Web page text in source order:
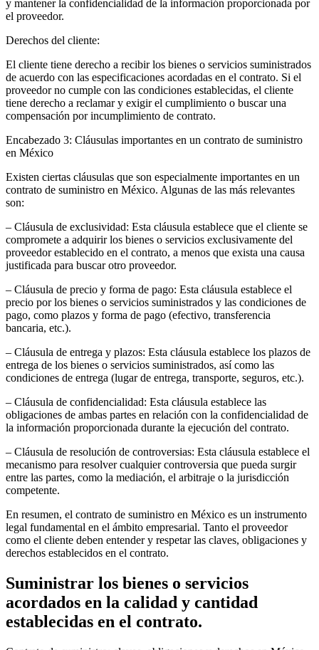
y mantener la confidencialidad de la información proporcionada por
el proveedor.
Derechos del cliente:
El cliente tiene derecho a recibir los bienes o servicios suministrados
de acuerdo con las especificaciones acordadas en el contrato. Si el
proveedor no cumple con las condiciones establecidas, el cliente
tiene derecho a reclamar y exigir el cumplimiento o buscar una
compensación por incumplimiento de contrato.
Encabezado 3: Cláusulas importantes en un contrato de suministro
en México
Existen ciertas cláusulas que son especialmente importantes en un
contrato de suministro en México. Algunas de las más relevantes
son:
– Cláusula de exclusividad: Esta cláusula establece que el cliente se
compromete a adquirir los bienes o servicios exclusivamente del
proveedor establecido en el contrato, a menos que exista una causa
justificada para buscar otro proveedor.
– Cláusula de precio y forma de pago: Esta cláusula establece el
precio por los bienes o servicios suministrados y las condiciones de
pago, como plazos y forma de pago (efectivo, transferencia
bancaria, etc.).
– Cláusula de entrega y plazos: Esta cláusula establece los plazos de
entrega de los bienes o servicios suministrados, así como las
condiciones de entrega (lugar de entrega, transporte, seguros, etc.).
– Cláusula de confidencialidad: Esta cláusula establece las
obligaciones de ambas partes en relación con la confidencialidad de
la información proporcionada durante la ejecución del contrato.
– Cláusula de resolución de controversias: Esta cláusula establece el
mecanismo para resolver cualquier controversia que pueda surgir
entre las partes, como la mediación, el arbitraje o la jurisdicción
competente.
En resumen, el contrato de suministro en México es un instrumento
legal fundamental en el ámbito empresarial. Tanto el proveedor
como el cliente deben entender y respetar las claves, obligaciones y
derechos establecidos en el contrato.
Suministrar los bienes o servicios
acordados en la calidad y cantidad
establecidas en el contrato.